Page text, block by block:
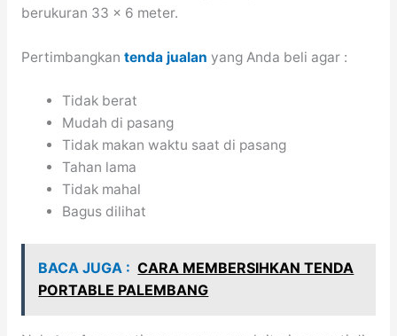
berukuran 33 x 6 meter.
Pertimbangkan tenda jualan yang Anda beli agar :
Tidak berat
Mudah di pasang
Tidak makan waktu saat di pasang
Tahan lama
Tidak mahal
Bagus dilihat
BACA JUGA : CARA MEMBERSIHKAN TENDA
PORTABLE PALEMBANG